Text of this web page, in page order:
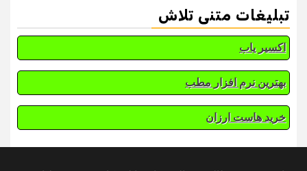
تبلیغات متنی تلاش
اکسیر یاب
بهترین نرم افزار مطب
خرید هاست ارزان